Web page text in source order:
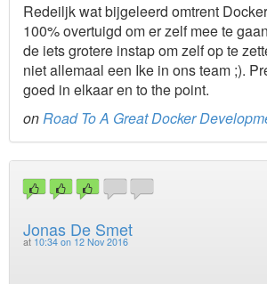
Redeiljk wat bijgeleerd omtrent
100% overtuigd om er zelf mee te
de iets grotere instap om zelf op te
niet allemaal een Ike in ons team ;).
goed in elkaar en to the point.
onRoad To A Great Docker
Jonas De Smet
at 10:34 on 12 Nov 2016